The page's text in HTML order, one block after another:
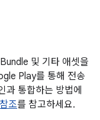
및 기타 애셋을
Play를 통해 전송
과 통합하는 방법에
조를 참고하세요.